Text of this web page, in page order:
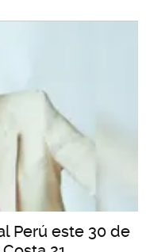
Perú este 30 de